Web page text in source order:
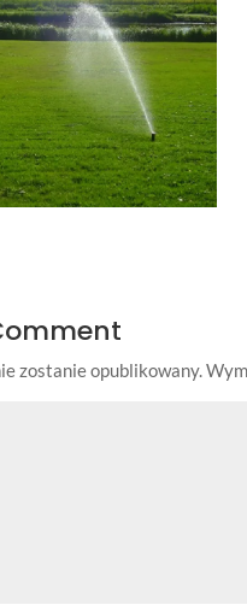
zostanie opublikowany.